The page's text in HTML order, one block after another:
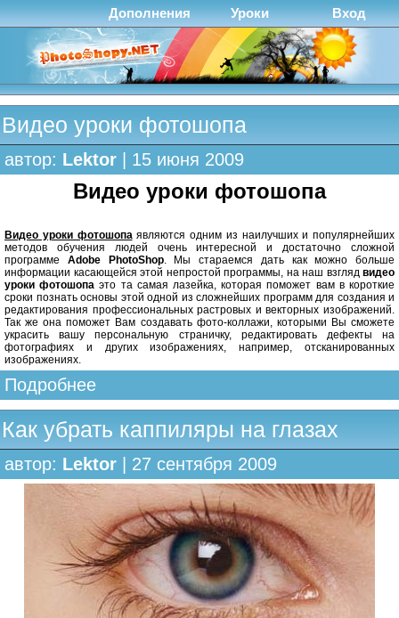
Дополнения Уроки Вход
Видео уроки фотошопа
автор: Lektor | 15 июня 2009
Видео уроки фотошопа
Видео уроки фотошопаявляются одним из наилучших и популярнейших
методов обучения людей очень интересной и достаточно сложной
программе Adobe PhotoShop. Мы стараемся дать как можно больше
информации касающейся этой непростой программы, на наш взгляд видео
уроки фотошопа это та самая лазейка, которая поможет вам в короткие
сроки познать основы этой одной из сложнейших программ для создания и
редактирования профессиональных растровых и векторных изображений.
Так же она поможет Вам создавать фото-коллажи, которыми Вы сможете
украсить вашу персональную страничку, редактировать дефекты на
фотографиях и других изображениях, например, отсканированных
изображениях.
Подробнее
Как убрать каппиляры на глазах
автор: Lektor | 27 сентября 2009